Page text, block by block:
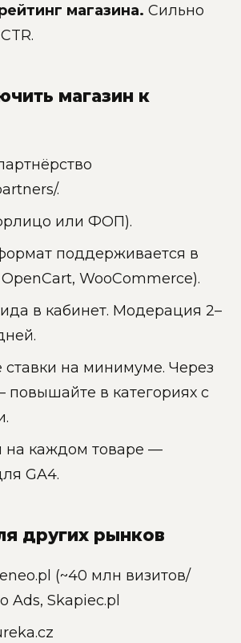
магазина. Сильно
магазин к
.
или ФОП).
поддерживается в
WooCommerce).
в кабинет. Модерация 2–
на минимуме. Через
в категориях с
на каждом товаре —
GA4.
других рынков
(~40 млн визитов/
Ads, Skapiec.pl